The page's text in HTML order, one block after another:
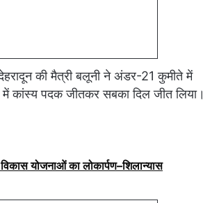
की मैत्री बलूनी ने अंडर-21 कुमीते में
कांस्य पदक जीतकर सबका दिल जीत लिया।
योजनाओं का लोकार्पण–शिलान्यास